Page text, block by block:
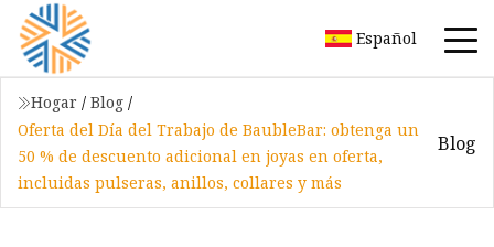
Español
Hogar / Blog /
Oferta del Día del Trabajo de BaubleBar: obtenga un
50 % de descuento adicional en joyas en oferta,
incluidas pulseras, anillos, collares y más
Blog